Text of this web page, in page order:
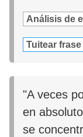
Análisis de
Tuitear frase
"A veces
en
se